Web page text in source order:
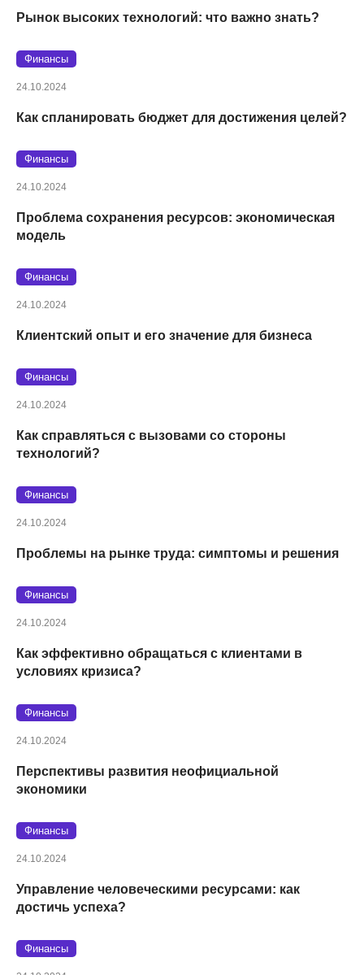
Рынок высоких технологий: что важно знать?
Финансы
24.10.2024
Как спланировать бюджет для достижения целей?
Финансы
24.10.2024
Проблема сохранения ресурсов: экономическая
модель
Финансы
24.10.2024
Клиентский опыт и его значение для бизнеса
Финансы
24.10.2024
Как справляться с вызовами со стороны
технологий?
Финансы
24.10.2024
Проблемы на рынке труда: симптомы и решения
Финансы
24.10.2024
Как эффективно обращаться с клиентами в
условиях кризиса?
Финансы
24.10.2024
Перспективы развития неофициальной
экономики
Финансы
24.10.2024
Управление человеческими ресурсами: как
достичь успеха?
Финансы